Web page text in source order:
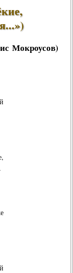
Мокроусов)